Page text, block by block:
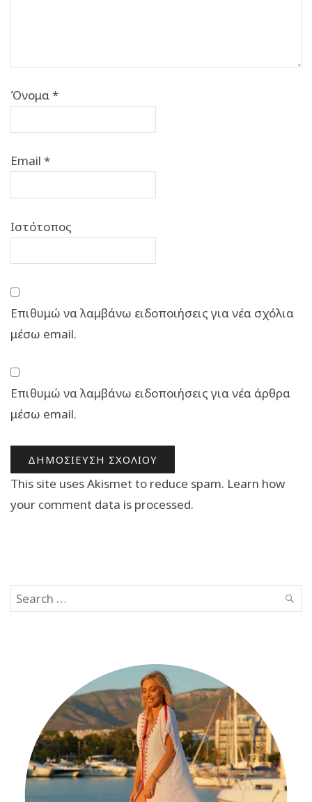
Όνομα*
Email *
Ιστότοπος
Επιθυμώ να λαμβάνω ειδοποιήσεις για νέα σχόλια
μέσω email.
Επιθυμώ να λαμβάνω ειδοποιήσεις για νέα άρθρα
μέσω email.
This site uses Akismet to reduce spam. Learn how
your comment data is processed.
Search
for: